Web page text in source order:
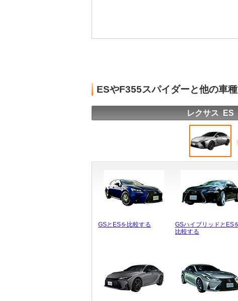
ESやF355スパイダーと他の車
レクサス ES
GSとESを比較する
GSハイブリッドとES
比較する